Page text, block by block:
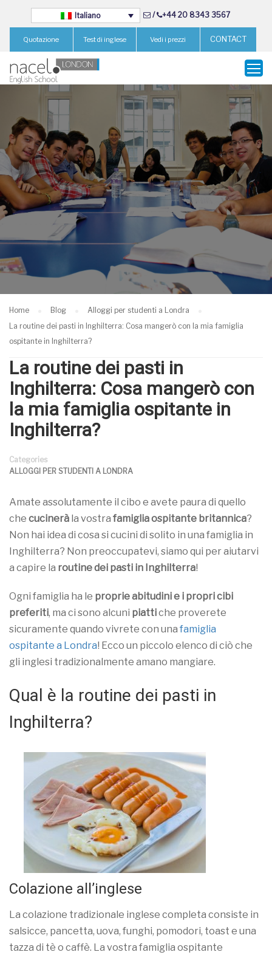
Italiano / +44 20 8343 3567
Quotazione Test di inglese Vedi i prezzi CONTACT
Home Blog
Alloggi per studenti a Londra
La routine dei pasti in Inghilterra: Cosa mangerò con la mia famiglia
ospitante in Inghilterra?
La routine dei pasti in
Inghilterra: Cosa mangerò con
la mia famiglia ospitante in
Inghilterra?
Categories
ALLOGGI PER STUDENTI A LONDRA
Amate assolutamente il cibo e avete paura di quello
che cucinerà la vostra famiglia ospitante britannica?
Non hai idea di cosa si cucini di solito in una famiglia in
Inghilterra? Non preoccupatevi, siamo qui per aiutarvi
a capire la routine dei pasti in Inghilterra!
Ogni famiglia ha le proprie abitudini e i propri cibi
preferiti, ma ci sono alcuni piattiche proverete
sicuramente quando vivrete con una famiglia
ospitante a Londra! Ecco un piccolo elenco di ciò che
gli inglesi tradizionalmente amano mangiare.
Qual è la routine dei pasti in
Inghilterra?
Colazione all’inglese
La colazione tradizionale inglese completa consiste in
salsicce, pancetta, uova, funghi, pomodori, toast e una
tazza di tè o caffè. La vostra famiglia ospitante